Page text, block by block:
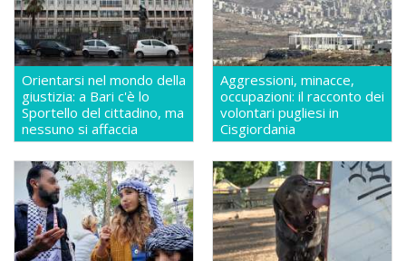
Orientarsi nel mondo della
giustizia: a Bari c'è lo
Sportello del cittadino, ma
nessuno si affaccia
Aggressioni, minacce,
occupazioni: il racconto dei
volontari pugliesi in
Cisgiordania